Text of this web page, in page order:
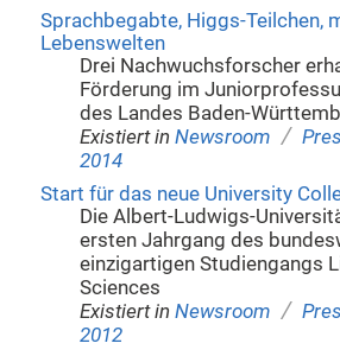
Sprachbegabte, Higgs-Teilchen,
Lebenswelten
Drei Nachwuchsforscher
Förderung im
des Landes Baden-
Existiert in Newsroom /
2014
Start für das neue University
Die Albert-Ludwigs-
ersten Jahrgang des
einzigartigen Studiengangs
Sciences
Existiert in Newsroom /
2012